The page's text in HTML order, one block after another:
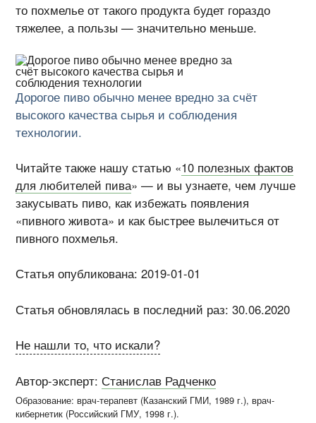
то похмелье от такого продукта будет гораздо
тяжелее, а пользы — значительно меньше.
Дорогое пиво обычно менее вредно за счёт
высокого качества сырья и соблюдения
технологии.
Читайте также нашу статью «10 полезных фактов
для любителей пива» — и вы узнаете, чем лучше
закусывать пиво, как избежать появления
«пивного живота» и как быстрее вылечиться от
пивного похмелья.
Статья опубликована: 2019-01-01
Статья обновлялась в последний раз: 30.06.2020
Не нашли то, что искали?
Автор-эксперт:Станислав Радченко
Образование: врач-терапевт (Казанский ГМИ, 1989 г.), врач-
кибернетик (Российский ГМУ, 1998 г.).